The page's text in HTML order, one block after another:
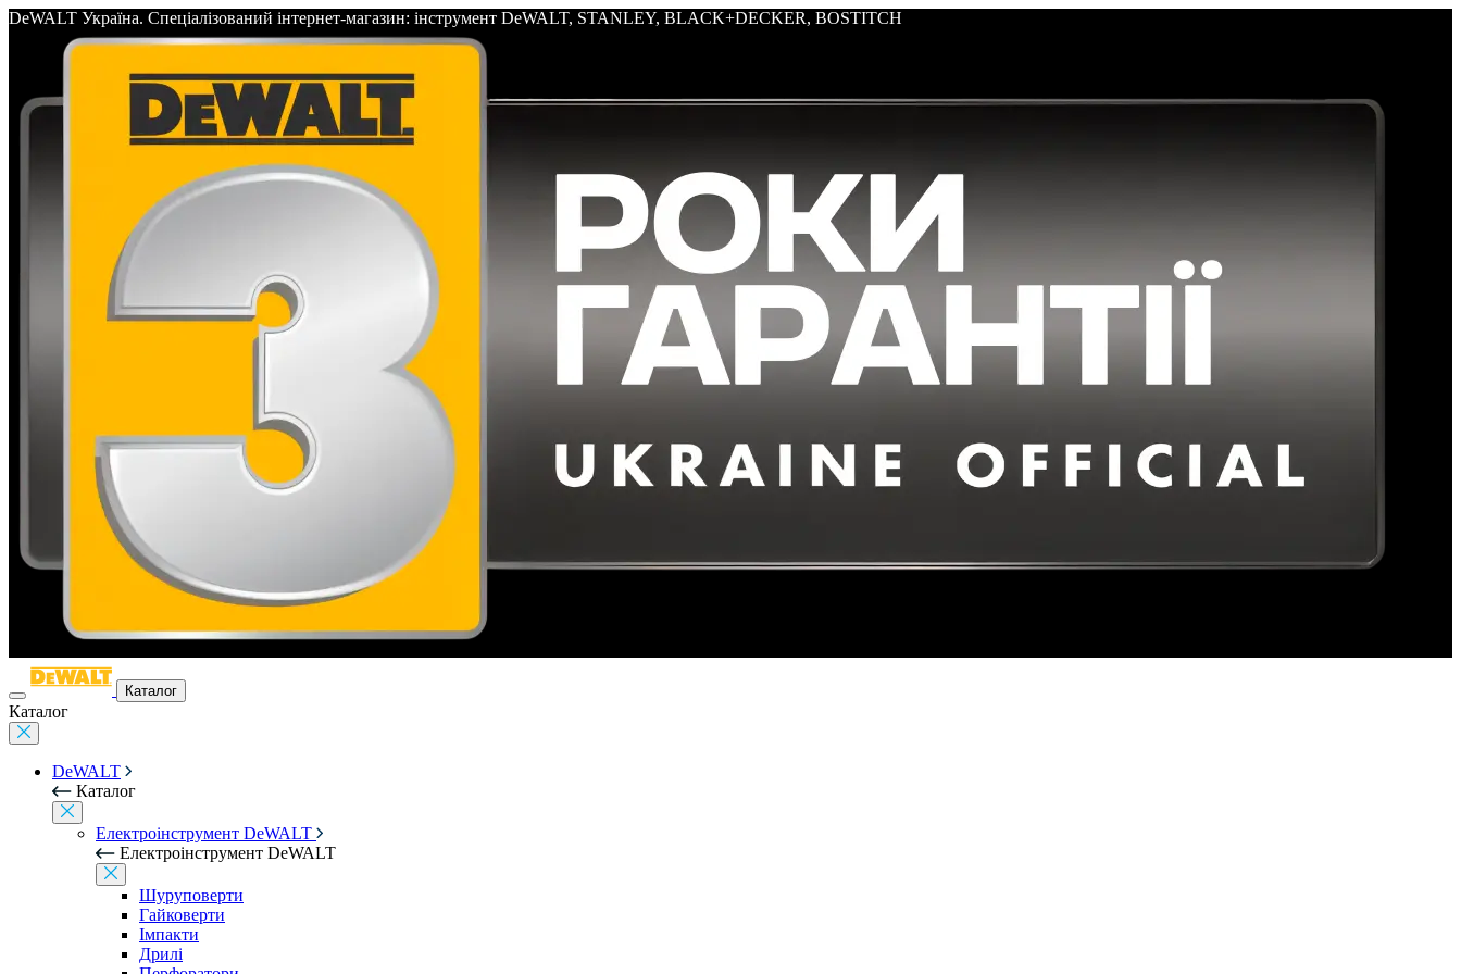
DeWALT Україна. Спеціалізований інтернет-магазин: інструмент DeWALT, STANLEY, BLACK+DECKER, BOSTITCH
Каталог
Каталог
DeWALT
Каталог
Електроінструмент DeWALT
Електроінструмент DeWALT
Шуруповерти
Гайковерти
Імпакти
Дрилі